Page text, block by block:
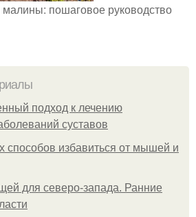
пошаговое руководство
подход к лечению
суставов
способов избавиться от мышей и
для северо-запада. Ранние